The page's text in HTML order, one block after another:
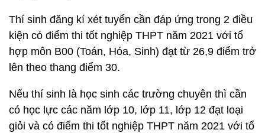
Thí sinh đăng kí xét tuyển cần đáp ứng trong 2 điều
kiện có điểm thi tốt nghiệp THPT năm 2021 với tổ
hợp môn B00 (Toán, Hóa, Sinh) đạt từ 26,9 điểm trở
lên theo thang điểm 30.
Nếu thí sinh là học sinh các trường chuyên thì cần
có học lực các năm lớp 10, lớp 11, lớp 12 đạt loại
giỏi và có điểm thi tốt nghiệp THPT năm 2021 với tổ